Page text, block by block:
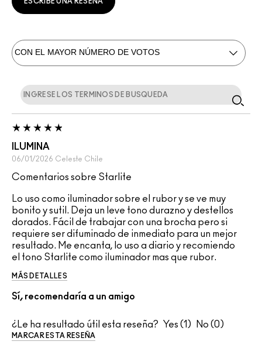
ILUMINA
06/01/2026 Celeste Chile
Comentarios sobre Starlite
Lo uso como iluminador sobre el rubor y se ve muy
bonito y sutil. Deja un leve tono durazno y destellos
dorados. Fácil de trabajar con una brocha pero si
requiere ser difuminado de inmediato para un mejor
resultado. Me encanta, lo uso a diario y recomiendo
el tono Starlite como iluminador mas que rubor.
MÁS DETALLES
Sí, recomendaría a un amigo
¿Le ha resultado útil esta reseña? 1 0
MARCAR ESTA RESEÑA